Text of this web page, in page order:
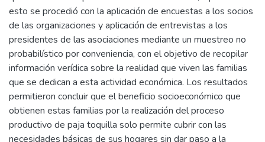
esto se procedió con la aplicación de encuestas a los socios
de las organizaciones y aplicación de entrevistas a los
presidentes de las asociaciones mediante un muestreo no
probabilístico por conveniencia, con el objetivo de recopilar
información verídica sobre la realidad que viven las familias
que se dedican a esta actividad económica. Los resultados
permitieron concluir que el beneficio socioeconómico que
obtienen estas familias por la realización del proceso
productivo de paja toquilla solo permite cubrir con las
necesidades básicas de sus hogares sin dar paso a la